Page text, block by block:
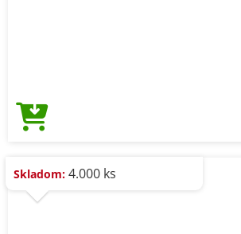
Skladom: 4.000 ks